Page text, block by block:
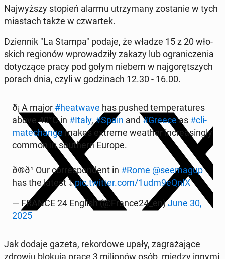
Naj­wyż­szy stopień alarmu utrzy­ma­ny zo­sta­nie w tych
mia­stach także w czwar­tek.
Dzien­nik "La Stampa" podaje, że władze 15 z 20 wło­
skich re­gio­nów wpro­wa­dzi­ły zakazy lub ogra­ni­cze­nia
do­ty­czą­ce pracy pod gołym niebem w naj­go­ręt­szych
porach dnia, czyli w go­dzi­nach 12.30 - 16.00.
ð¡️ A major #he­atwa­ve has pushed tem­pe­ra­tu­res
above 40°C in #Italy,#Spain and#Greeceas #cli­
ma­te­chan­ge makes extreme weather in­cre­asin­gly
common in so­uthern Europe.
ð®ð¹ Our cor­re­spon­dent in #Rome @se­ema­gup
has the latest ⤵️pic.twitter.com/1udm9eQnIX
— FRANCE 24 English (@France24_en)June 30,
2025
Jak dodaje gazeta, re­kor­do­we upały, za­gra­ża­ją­ce
zdrowiu blokują pracę 3 mi­lio­nów osób, między innymi